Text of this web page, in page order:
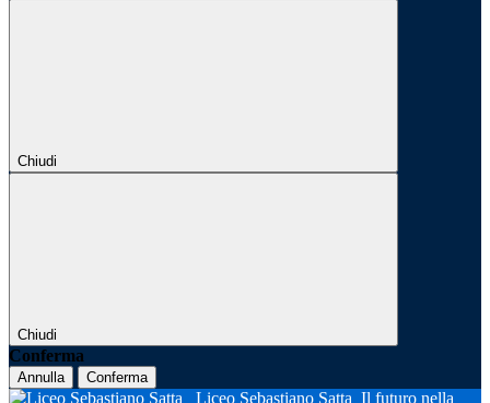
Chiudi
Chiudi
Conferma
Annulla Conferma
Liceo Sebastiano Satta Il futuro nella